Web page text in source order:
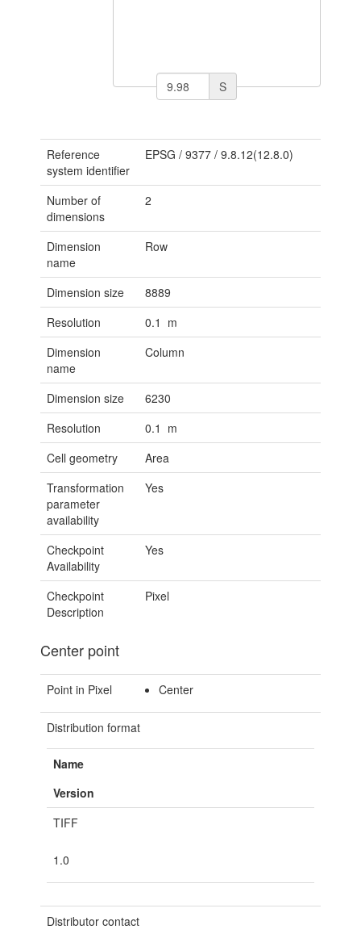
S
Reference
system identifier
EPSG / 9377/ 9.8.12(12.8.0)
Number of
dimensions
2
Dimension
name
Row
Dimension size
8889
Resolution
0.1 m
Dimension
name
Column
Dimension size
6230
Resolution
0.1 m
Cell geometry
Area
Transformation
parameter
availability
Yes
Checkpoint
Availability
Yes
Checkpoint
Description
Pixel
Center point
Point in Pixel Center
Distribution format
Name
Version
TIFF
1.0
Distributor contact